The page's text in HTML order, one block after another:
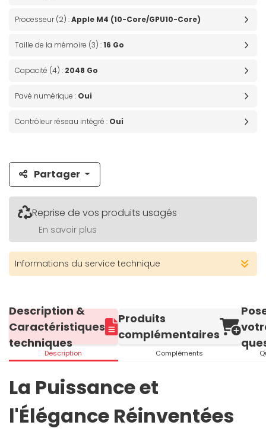
Processeur (2) :Apple M4 (10-Core/GPU10-Core)
Taille de la mémoire (3) :16 Go
Capacité (4) : 2048 Go
Pavé numérique : Oui
Contrôleur réseau intégré : Oui
Partager
Reprise de vos produits usagés
En savoir plus
Informations du service technique
Description &
Caractéristiques
techniques
Description
Produits
complémentaires
Compléments
La Puissance et
l'Élégance Réinventées